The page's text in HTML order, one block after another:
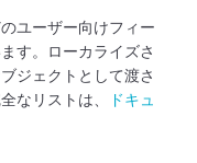
ユーザー向けフィー
す。ローカライズさ
ジェクトとして渡さ
なリストは、
ドキュ